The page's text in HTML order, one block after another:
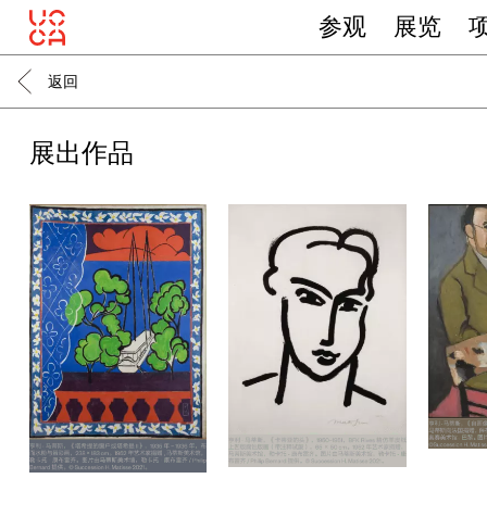
参观 展览
返回
展出作品